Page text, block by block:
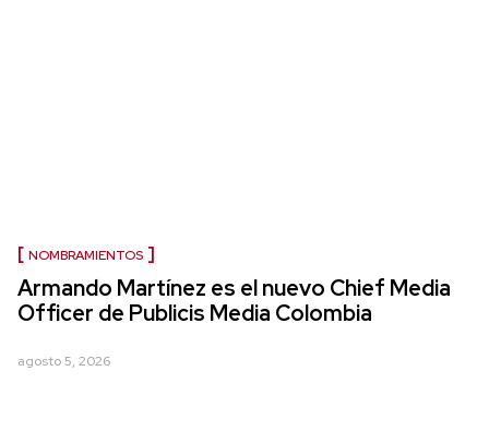
NOMBRAMIENTOS
Armando Martínez es el nuevo Chief Media
Officer de Publicis Media Colombia
agosto 5, 2026